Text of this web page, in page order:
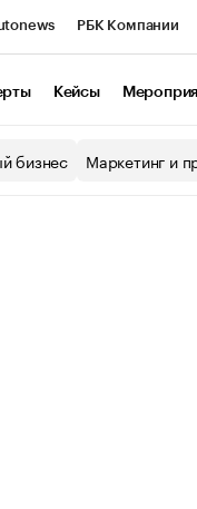
РБК Компании
Экономика
Кейсы
бизнес Маркетинг и